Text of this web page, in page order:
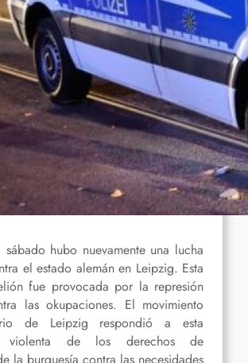
sábado hubo nuevamente una lucha
el estado alemán en Leipzig. Esta
fue provocada por la represión
las okupaciones. El movimiento
de Leipzig respondió a esta
violenta de los derechos de